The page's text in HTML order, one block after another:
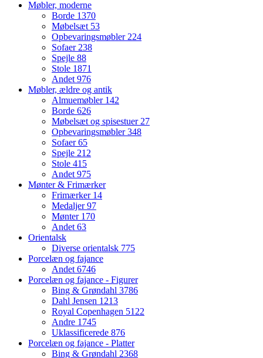
Møbler, moderne
Borde 1370
Møbelsæt 53
Opbevaringsmøbler224
Sofaer238
Spejle 88
Stole 1871
Andet976
Møbler, ældre og antik
Almuemøbler 142
Borde 626
Møbelsæt og spisestuer27
Opbevaringsmøbler348
Sofaer65
Spejle 212
Stole 415
Andet975
Mønter & Frimærker
Frimærker 14
Medaljer97
Mønter 170
Andet63
Orientalsk
Diverse orientalsk 775
Porcelæn og fajance
Andet6746
Porcelæn og fajance - Figurer
Bing & Grøndahl 3786
Dahl Jensen 1213
Royal Copenhagen 5122
Andre 1745
Uklassificerede 876
Porcelæn og fajance - Platter
Bing & Grøndahl 2368